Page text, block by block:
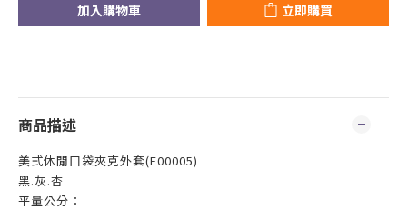
加入購物車 立即購買
商品描述
美式休閒口袋夾克外套(F00005)
黑.灰.杏
平量公分：